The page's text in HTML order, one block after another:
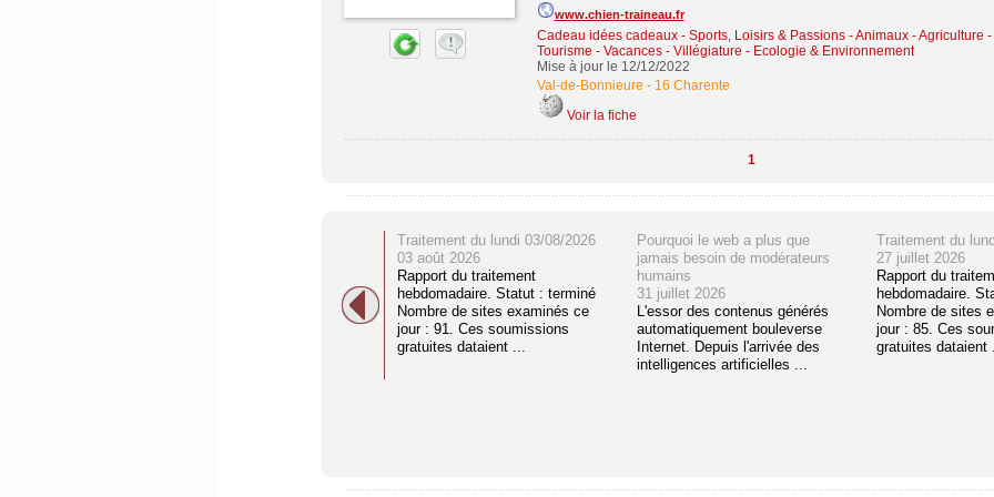
www.chien-traineau.fr
Cadeau idées cadeaux- Sports, Loisirs & Passions-Animaux - Agriculture
Tourisme - Vacances - Villégiature - Ecologie & Environnement
Mise à jour le 12/12/2022
Val-de-Bonnieure - 16 Charente
Voir la fiche
1
Traitement du lundi 03/08/2026
03 août 2026
Rapport du traitement
hebdomadaire. Statut : terminé
Nombre de sites examinés ce
jour : 91. Ces soumissions
gratuites dataient ...
Pourquoi le web a plus que
jamais besoin de modérateurs
humains
31 juillet 2026
L'essor des contenus générés
automatiquement bouleverse
Internet. Depuis l'arrivée des
intelligences artificielles ...
Traitement du
27 juillet 2026
Rapport du
hebdomadaire.
Nombre de sites
jour : 85. Ces
gratuites dataient